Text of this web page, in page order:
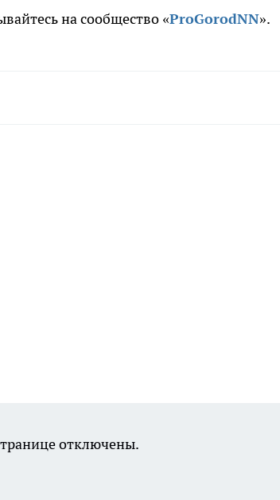
на сообщество «ProGorodNN».
отключены.